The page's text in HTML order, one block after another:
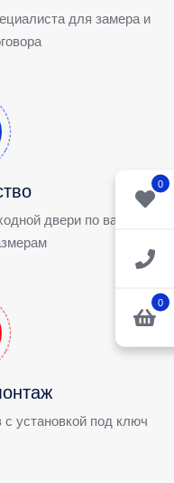
0
0
для замера и
двери по вашим
с установкой под ключ